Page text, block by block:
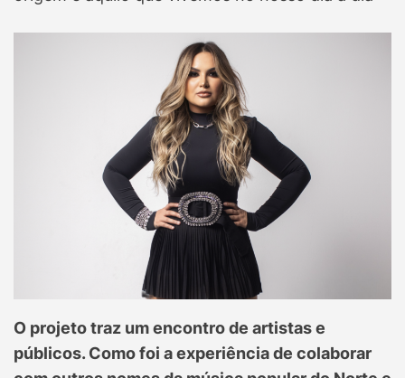
O projeto traz um encontro de artistas e
públicos. Como foi a experiência de colaborar